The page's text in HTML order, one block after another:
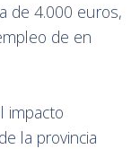
de 4.000 euros,
de en
impacto
la provincia